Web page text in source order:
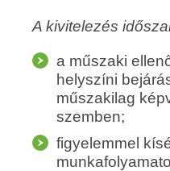
A kivitelezés
a műszaki
helyszíni
műszakilag
szemben;
figyelemmel